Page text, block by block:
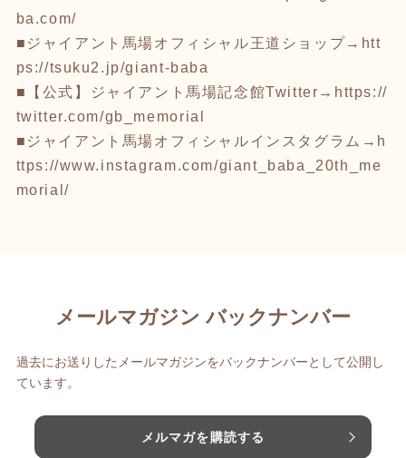
ba.com/
■ジャイアント馬場オフィシャル王道ショップ→ htt
ps://tsuku2.jp/giant-baba
■【公式】ジャイアント馬場記念館Twitter→ https://
twitter.com/gb_memorial
■ジャイアント馬場オフィシャルインスタグラム→ h
ttps://www.instagram.com/giant_baba_20th_me
morial/
メールマガジン バックナンバー
過去にお送りしたメールマガジンをバックナンバーとして公開し
ています。
メルマガを購読する